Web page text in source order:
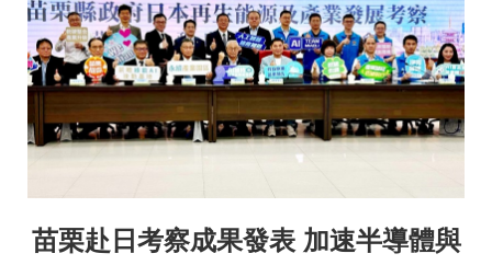
苗栗赴日考察成果發表 加速半導體與